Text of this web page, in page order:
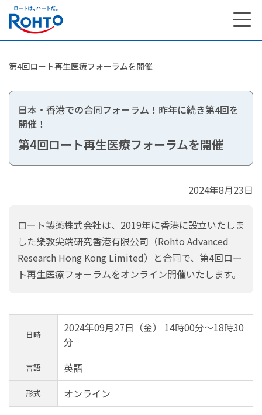
研究開発 トップ
研究開発で大切にしている想い
研究開発活動
R&Dライブラリー
研究開発方針
研究開発新着情報
第4回ロート再生医療フォーラムを開催
日本・香港での合同フォーラム！昨年に続き第4回を
開催！
第4回ロート再生医療フォーラムを開催
2024年8月23日
ロート製薬株式会社は、2019年に香港に設立いたしま
した樂敦尖端研究香港有限公司（Rohto Advanced
Research Hong Kong Limited）と合同で、第4回ロー
ト再生医療フォーラムをオンライン開催いたします。
日時
2024年09月27日（金） 14時00分～18時30
分
言語 英語
形式 オンライン